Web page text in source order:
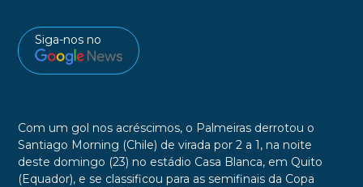
Siga-nos no
Com um gol nos acréscimos, o Palmeiras derrotou o
Santiago Morning (Chile) de virada por 2 a 1, na noite
deste domingo (23) no estádio Casa Blanca, em Quito
(Equador), e se classificou para as semifinais da Copa